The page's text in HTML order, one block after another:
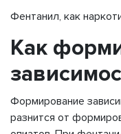
Фентанил, как
Как
Формирование
разнится от